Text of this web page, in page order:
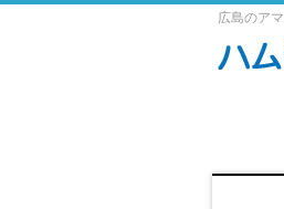
広島のア